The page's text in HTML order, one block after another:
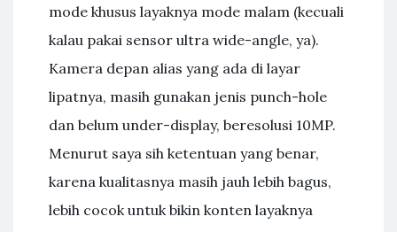
mode khusus layaknya mode malam (kecuali
kalau pakai sensor ultra wide-angle, ya).
Kamera depan alias yang ada di layar
lipatnya, masih gunakan jenis punch-hole
dan belum under-display, beresolusi 10MP.
Menurut saya sih ketentuan yang benar,
karena kualitasnya masih jauh lebih bagus,
lebih cocok untuk bikin konten layaknya